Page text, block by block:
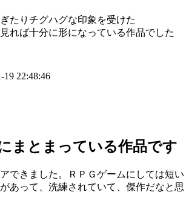
たりチグハグな印象を受けた
れば十分に形になっている作品でした
19 22:48:46
まとまっている作品です
できました。ＲＰＧゲームにしては短い
あって、洗練されていて、傑作だなと思